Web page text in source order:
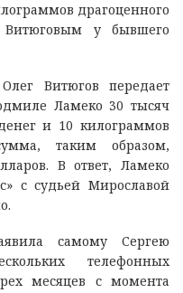
драгоценного
Витюговым у бывшего
Витюгов передает
Ламеко 30 тысяч
и 10 килограммов
таким образом,
В ответ, Ламеко
с судьей Мирославой
самому Сергею
телефонных
месяцев с момента